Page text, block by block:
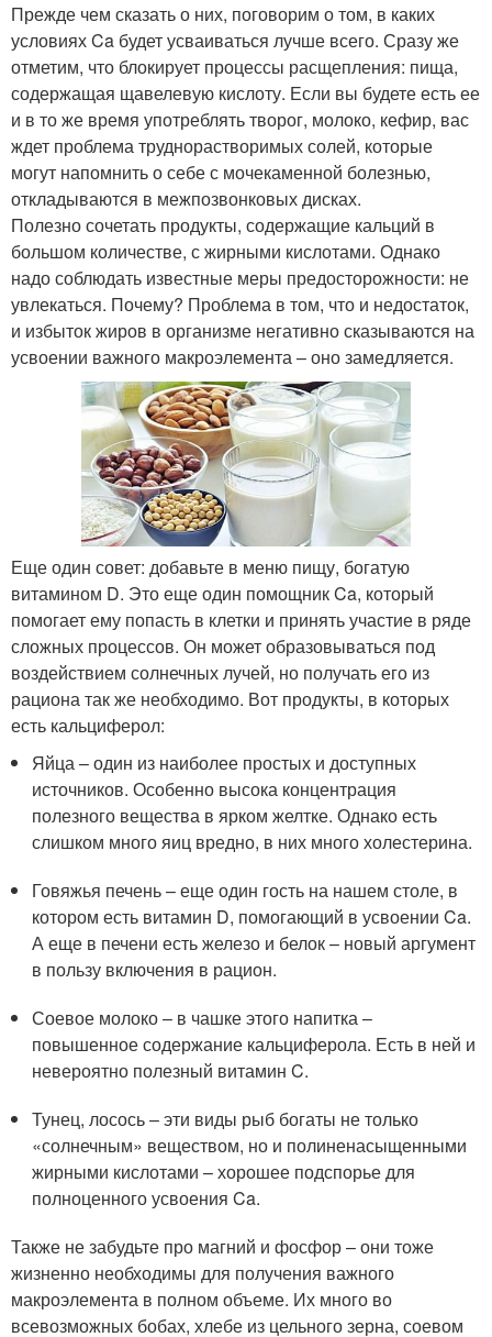
Прежде чем сказать о них, поговорим о том, в каких
условиях Ca будет усваиваться лучше всего. Сразу же
отметим, что блокирует процессы расщепления: пища,
содержащая щавелевую кислоту. Если вы будете есть ее
и в то же время употреблять творог, молоко, кефир, вас
ждет проблема труднорастворимых солей, которые
могут напомнить о себе с мочекаменной болезнью,
откладываются в межпозвонковых дисках.
Полезно сочетать продукты, содержащие кальций в
большом количестве, с жирными кислотами. Однако
надо соблюдать известные меры предосторожности: не
увлекаться. Почему? Проблема в том, что и недостаток,
и избыток жиров в организме негативно сказываются на
усвоении важного макроэлемента – оно замедляется.
Еще один совет: добавьте в меню пищу, богатую
витамином D. Это еще один помощник Ca, который
помогает ему попасть в клетки и принять участие в ряде
сложных процессов. Он может образовываться под
воздействием солнечных лучей, но получать его из
рациона так же необходимо. Вот продукты, в которых
есть кальциферол:
Яйца – один из наиболее простых и доступных
источников. Особенно высока концентрация
полезного вещества в ярком желтке. Однако есть
слишком много яиц вредно, в них много холестерина.
Говяжья печень – еще один гость на нашем столе, в
котором есть витамин D, помогающий в усвоении Ca.
А еще в печени есть железо и белок – новый аргумент
в пользу включения в рацион.
Соевое молоко – в чашке этого напитка –
повышенное содержание кальциферола. Есть в ней и
невероятно полезный витамин C.
Тунец, лосось – эти виды рыб богаты не только
«солнечным» веществом, но и полиненасыщенными
жирными кислотами – хорошее подспорье для
полноценного усвоения Ca.
Также не забудьте про магний и фосфор – они тоже
жизненно необходимы для получения важного
макроэлемента в полном объеме. Их много во
всевозможных бобах, хлебе из цельного зерна, соевом